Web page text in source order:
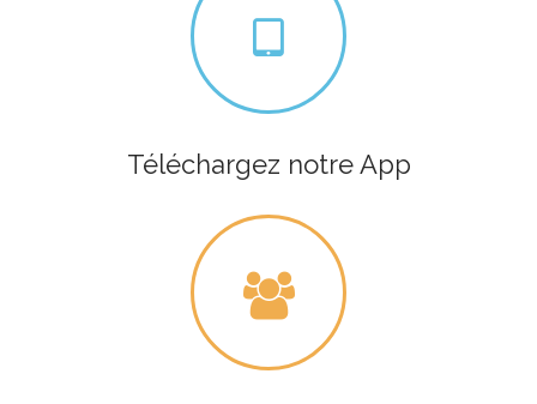
Téléchargez notre App